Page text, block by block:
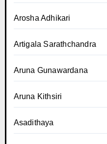
Arosha Adhikari
Artigala Sarathchandra
Aruna Gunawardana
Aruna Kithsiri
Asadithaya